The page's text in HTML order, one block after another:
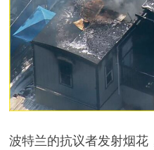
波特兰的抗议者发射烟